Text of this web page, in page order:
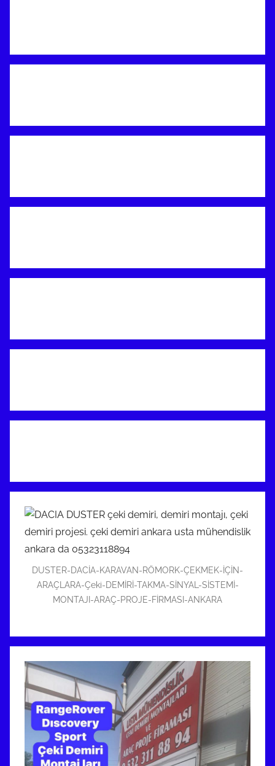
DUSTER-DACİA-KARAVAN-RÖMORK-ÇEKMEK-İÇİN-
ARAÇLARA-Çeki-DEMİRİ-TAKMA-SİNYAL-SİSTEMİ-
MONTAJI-ARAÇ-PROJE-FİRMASI-ANKARA